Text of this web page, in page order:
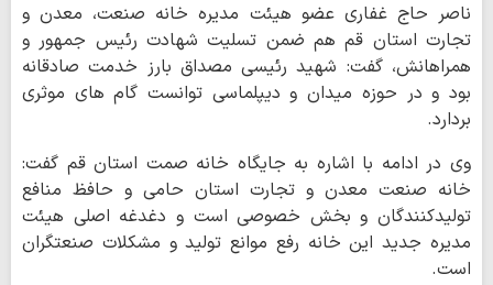
ناصر حاج غفاری عضو هیئت مدیره خانه صنعت، معدن و
تجارت استان قم هم ضمن تسلیت شهادت رئیس جمهور و
همراهانش، گفت: شهید رئیسی مصداق بارز خدمت صادقانه
بود و در حوزه میدان و دیپلماسی توانست گام های موثری
بردارد.
وی در ادامه با اشاره به جایگاه خانه صمت استان قم گفت:
خانه صنعت معدن و تجارت استان حامی و حافظ منافع
تولیدکنندگان و بخش خصوصی است و دغدغه اصلی هیئت
مدیره جدید این خانه رفع موانع تولید و مشکلات صنعتگران
است.